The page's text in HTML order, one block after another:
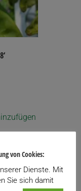
von Cookies:
Dienste. Mit
Sie sich damit